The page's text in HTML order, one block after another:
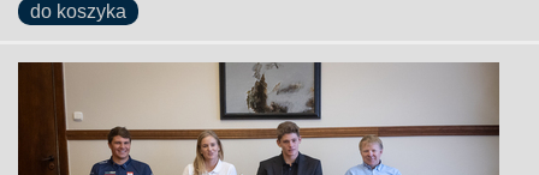
do koszyka